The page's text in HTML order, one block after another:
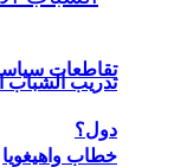
تقاطعات
خطاب واهيغويا
دول؟